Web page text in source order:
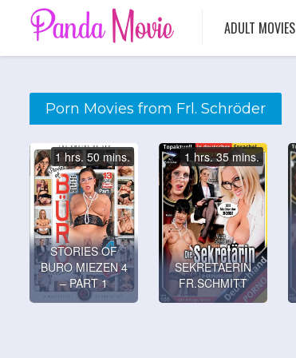
ADULT MOVIES
Porn Movies from Frl. Schröder
STORIES OF
BURO MIEZEN 4
– PART 1
1 hrs. 50 mins.
SEKRETAERIN
FR.SCHMITT
1 hrs. 35 mins.